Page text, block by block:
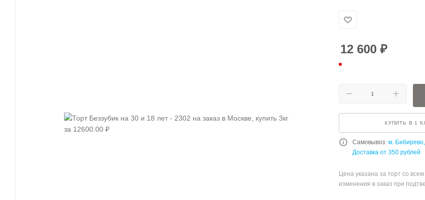
12 600 ₽
КУПИТЬ В 1
Самовывоз: м.
Доставка от 350 рублей
Цена указана за торт со
изменения в заказ при